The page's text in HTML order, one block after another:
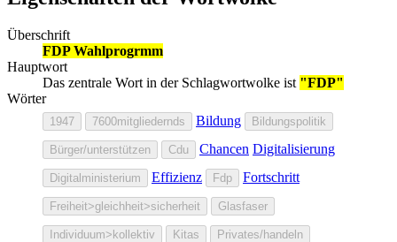
Überschrift
FDP Wahlprogrmm
Hauptwort
Das zentrale Wort in der Schlagwortwolke ist "FDP"
Wörter
1947 7600mitgliedernds Bildung Bildungspolitik
Bürger/unterstützen Cdu Chancen Digitalisierung
Digitalministerium Effizienz Fdp Fortschritt
Freiheit>gleichheit>sicherheit Glasfaser
Individuum>kollektiv Kitas Privates/handeln